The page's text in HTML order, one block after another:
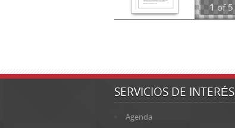
1 of 5
SERVICIOS DE INTERÉS
Agenda